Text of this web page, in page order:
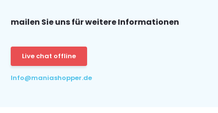
mailen Sie uns für weitere Informationen
Live chat offline
Info@maniashopper.de